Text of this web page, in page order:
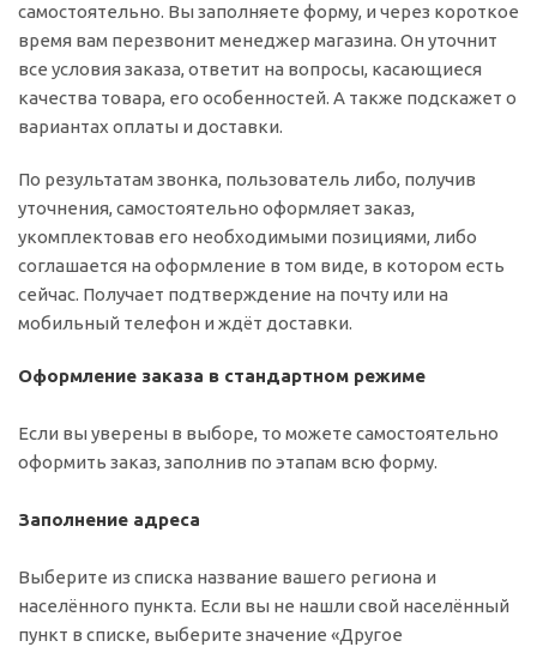
самостоятельно. Вы заполняете форму, и через короткое
время вам перезвонит менеджер магазина. Он уточнит
все условия заказа, ответит на вопросы, касающиеся
качества товара, его особенностей. А также подскажет о
вариантах оплаты и доставки.
По результатам звонка, пользователь либо, получив
уточнения, самостоятельно оформляет заказ,
укомплектовав его необходимыми позициями, либо
соглашается на оформление в том виде, в котором есть
сейчас. Получает подтверждение на почту или на
мобильный телефон и ждёт доставки.
Оформление заказа в стандартном режиме
Если вы уверены в выборе, то можете самостоятельно
оформить заказ, заполнив по этапам всю форму.
Заполнение адреса
Выберите из списка название вашего региона и
населённого пункта. Если вы не нашли свой населённый
пункт в списке, выберите значение «Другое